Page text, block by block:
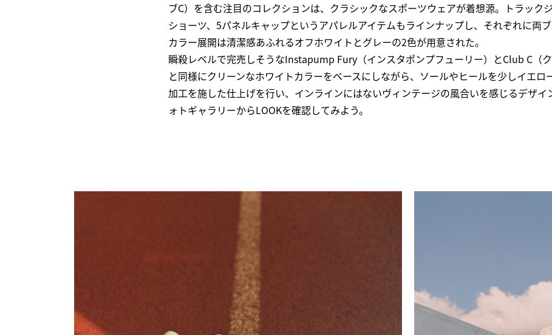
ブC）を含む注目のコレクションは、クラシックなスポーツウェアが着想源。トラックジ
ショーツ、5パネルキャップというアパレルアイテムもラインナップし、それぞれに両ブ
カラー展開は清潔感あふれるオフホワイトとグレーの2色が用意された。
瞬殺レベルで完売しそうなInstapump Fury（インスタポンプフューリー）とClub C（
と同様にクリーンなホワイトカラーをベースにしながら、ソールやヒールを少しイエロ
加工を施した仕上げを行い、インラインにはないヴィンテージの風合いを感じるデザイ
ォトギャラリーからLOOKを確認してみよう。